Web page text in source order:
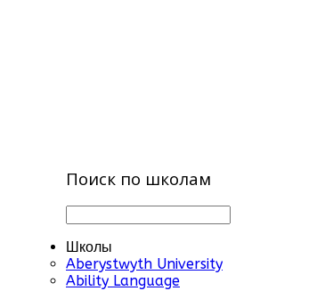
Поиск по школам
Школы
Aberystwyth University
Ability Language